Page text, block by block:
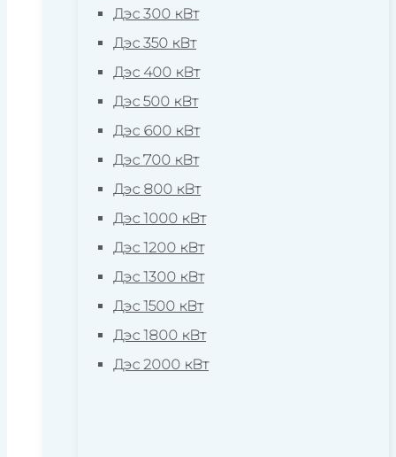
Дэс 300 кВт
Дэс 350 кВт
Дэс 400 кВт
Дэс 500 кВт
Дэс 600 кВт
Дэс 700 кВт
Дэс 800 кВт
Дэс 1000 кВт
Дэс 1200 кВт
Дэс 1300 кВт
Дэс 1500 кВт
Дэс 1800 кВт
Дэс 2000 кВт